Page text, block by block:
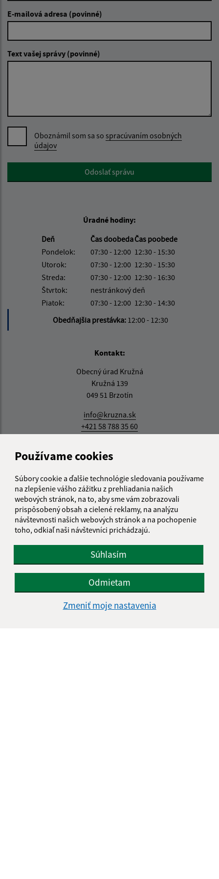
Používame cookies
Súbory cookie a ďalšie technológie sledovania používame
na zlepšenie vášho zážitku z prehliadania našich
webových stránok, na to, aby sme vám zobrazovali
prispôsobený obsah a cielené reklamy, na analýzu
návštevnosti našich webových stránok a na pochopenie
toho, odkiaľ naši návštevníci prichádzajú.
Súhlasím
Odmietam
Zmeniť moje nastavenia
E-mailová adresa (povinné)
Text vašej správy (povinné)
Oboznámil som sa so spracúvaním osobných
údajov
Google reCaptcha ResponseOdoslať správu
Úradné hodiny:
Deň
Čas doobedaČas poobede
Pondelok:
07:30 - 12:00 12:30 - 15:30
Utorok:
07:30 - 12:00 12:30 - 15:30
Streda:
07:30 - 12:00 12:30 - 16:30
Štvrtok:
nestránkový deň
Piatok:
07:30 - 12:00 12:30 - 14:30
Obedňajšia prestávka: 12:00 - 12:30
Kontakt:
Obecný úrad Kružná
Kružná 139
049 51 Brzotín
info@kruzna.sk
+421 58 788 35 60